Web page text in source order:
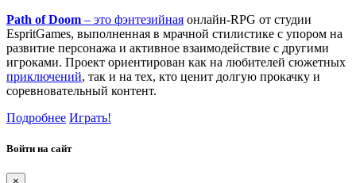
Path of Doom – это фэнтезийная онлайн-RPG от студии
EspritGames, выполненная в мрачной стилистике с упором на
развитие персонажа и активное взаимодействие с другими
игроками. Проект ориентирован как на любителей сюжетных
приключений, так и на тех, кто ценит долгую прокачку и
соревновательный контент.
Подробнее Играть!
Войти на сайт